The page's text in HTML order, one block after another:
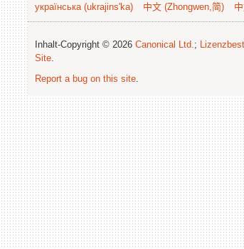
українська (ukrajins'ka)
中文 (Zhongwen,简)
Inhalt-Copyright © 2026 Canonical Ltd. ;
Site
Report a bug on this site